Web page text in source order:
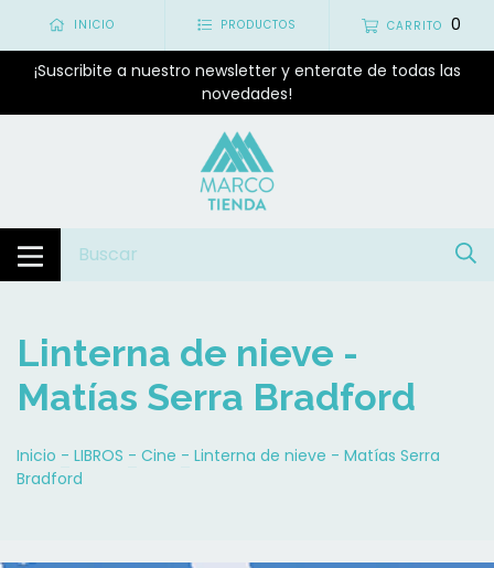
INICIO PRODUCTOS CARRITO 0
¡Suscribite a nuestro newsletter y enterate de todas las
novedades!
Linterna de nieve -
Matías Serra Bradford
Inicio - LIBROS - Cine - Linterna de nieve - Matías Serra
Bradford